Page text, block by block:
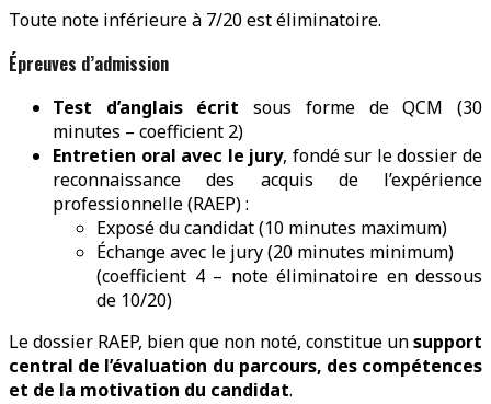
Toute note inférieure à 7/20 est éliminatoire.
Épreuves d’admission
Test d’anglais écrit sous forme de QCM (30
minutes – coefficient 2)
Entretien oral avec le jury, fondé sur le dossier de
reconnaissance des acquis de l’expérience
professionnelle (RAEP) :
Exposé du candidat (10 minutes maximum)
Échange avec le jury (20 minutes minimum)
(coefficient 4 – note éliminatoire en dessous
de 10/20)
Le dossier RAEP, bien que non noté, constitue unsupport
central de l’évaluation du parcours, des compétences
et de la motivation du candidat.